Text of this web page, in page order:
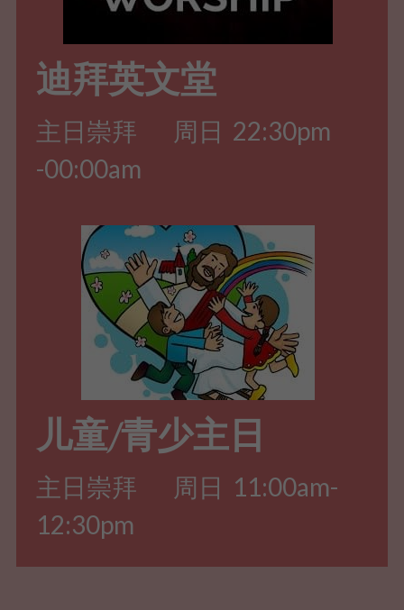
迪拜英文堂
主日崇拜        周日  22:30pm
-00:00am
儿童/青少主日
主日崇拜        周日  11:00am-
12:30pm